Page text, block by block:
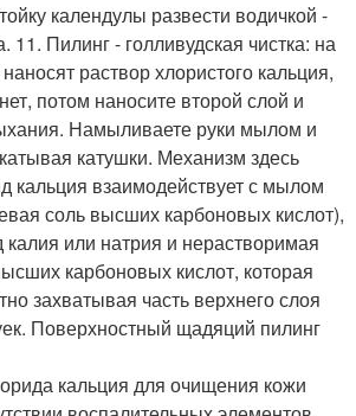
календулы развести водичкой -
11. Пилинг - голливудская чистка: на
раствор хлористого кальция,
потом наносите второй слой и
Намыливаете руки мылом и
катушки. Механизм здесь
кальция взаимодействует с мылом
соль высших карбоновых кислот),
калия или натрия и нерастворимая
карбоновых кислот, которая
захватывая часть верхнего слоя
Поверхностный щадяций пилинг
кальция для очищения кожи